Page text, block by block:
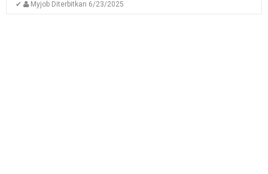
✔ Myjob Diterbitkan 6/23/2025